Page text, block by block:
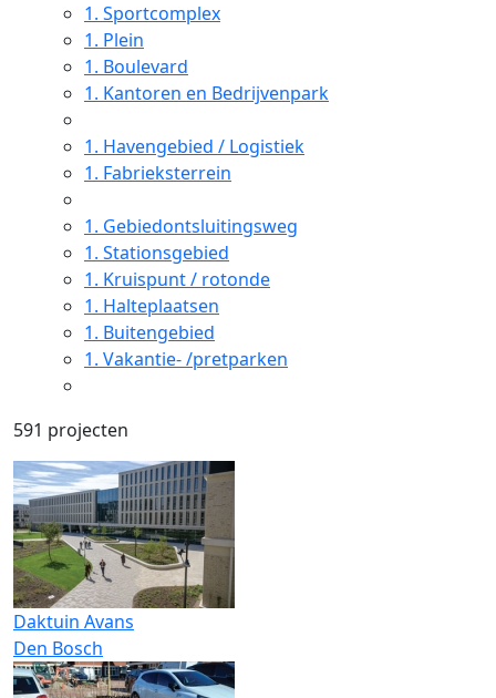
1. Sportcomplex
1. Plein
1. Boulevard
1. Kantoren en Bedrijvenpark
1. Havengebied / Logistiek
1. Fabrieksterrein
1. Gebiedontsluitingsweg
1. Stationsgebied
1. Kruispunt / rotonde
1. Halteplaatsen
1. Buitengebied
1. Vakantie- /pretparken
591 projecten
Daktuin Avans
Den Bosch